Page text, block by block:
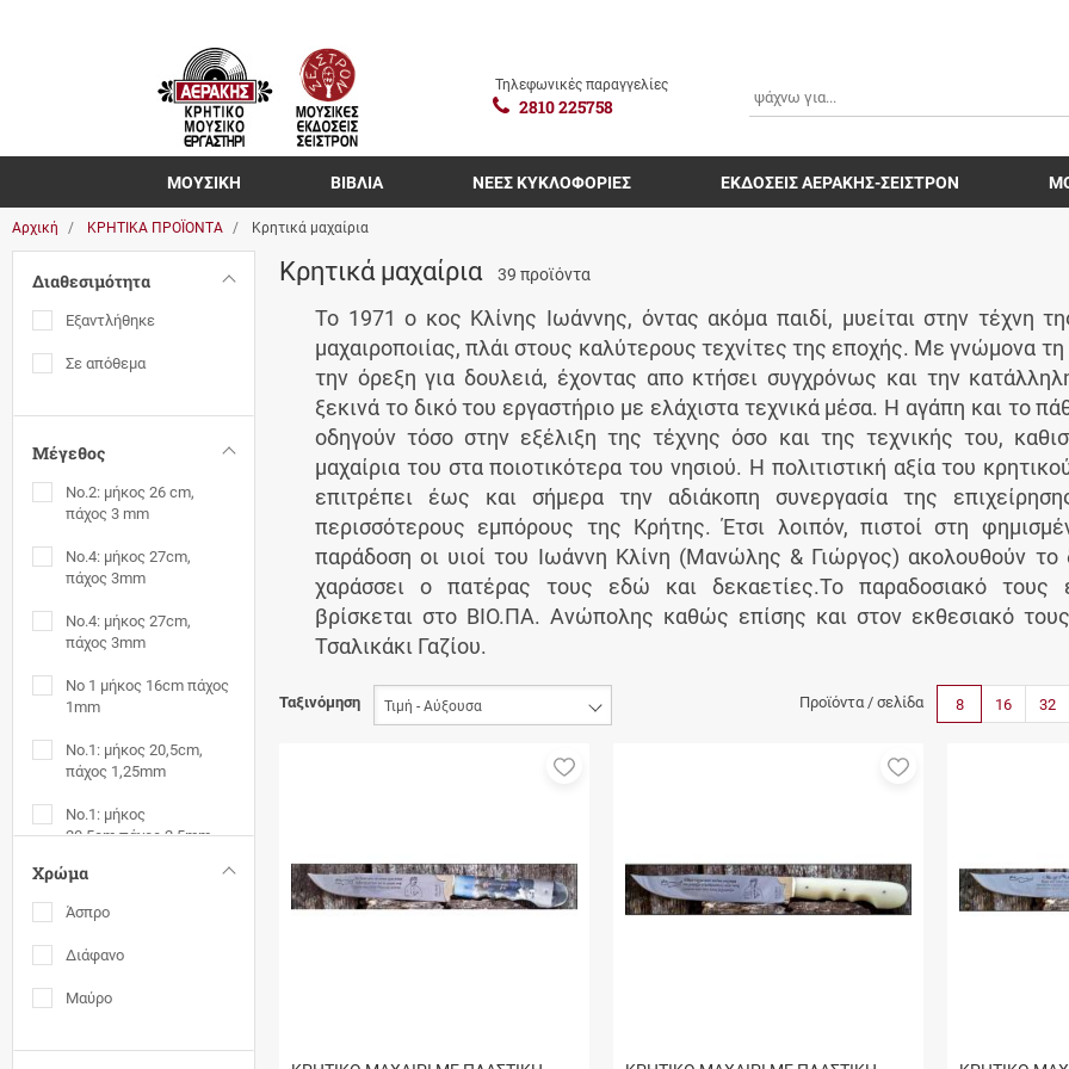
Τηλεφωνικές παραγγελίες
2810 225758
ΜΟΥΣΙΚΗ ΒΙΒΛΙΑ ΝΕΕΣ ΚΥΚΛΟΦΟΡΙΕΣ ΕΚΔΟΣΕΙΣ ΑΕΡΑΚΗΣ-ΣΕΙΣΤΡΟΝ
Αρχική ΚΡΗΤΙΚΑ ΠΡΟΪΟΝΤΑ Κρητικά μαχαίρια
Διαθεσιμότητα
Εξαντλήθηκε
Σε απόθεμα
Μέγεθος
No.2: μήκος 26 cm,
πάχος 3 mm
No.4: μήκος 27cm,
πάχος 3mm
No.4: μήκος 27cm,
πάχος 3mm
Νο 1 μήκος 16cm πάχος
1mm
Νο.1: μήκος 20,5cm,
πάχος 1,25mm
Νο.1: μήκος
20,5cm,πάχος 2,5mm
Νο.1: μήκος 20cm,
πάχος 2,5 mm
Νο.1: πάχος 1mm
Νο.2: μήκος 18cm,
Χρώμα
Άσπρο
Διάφανο
Μαύρο
Κρητικά μαχαίρια 39 προϊόντα
Το 1971 ο κος Κλίνης Ιωάννης, όντας ακόμα παιδί, μυείται στην τέχνη
μαχαιροποιίας, πλάι στους καλύτερους τεχνίτες της εποχής. Με γνώμονα τη
την όρεξη για δουλειά, έχοντας απο κτήσει συγχρόνως και την
ξεκινά το δικό του εργαστήριο με ελάχιστα τεχνικά μέσα. Η αγάπη και το
οδηγούν τόσο στην εξέλιξη της τέχνης όσο και της τεχνικής του,
μαχαίρια του στα ποιοτικότερα του νησιού. Η πολιτιστική αξία του
επιτρέπει έως και σήμερα την αδιάκοπη συνεργασία της
περισσότερους εμπόρους της Κρήτης. Έτσι λοιπόν, πιστοί στη
παράδοση οι υιοί του Ιωάννη Κλίνη (Μανώλης & Γιώργος) ακολουθούν το
χαράσσει ο πατέρας τους εδώ και δεκαετίες.Το παραδοσιακό τους
βρίσκεται στο ΒΙΟ.ΠΑ. Ανώπολης καθώς επίσης και στον εκθεσιακό
Τσαλικάκι Γαζίου.
Ταξινόμηση Προϊόντα / σελίδα 8 16 32
Προσθήκη
Προσθήκη